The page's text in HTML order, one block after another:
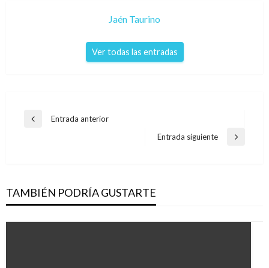
Jaén Taurino
Ver todas las entradas
Navegación
Entrada
Entrada anterior
Entrada
Entrada siguiente
TAMBIÉN PODRÍA GUSTARTE